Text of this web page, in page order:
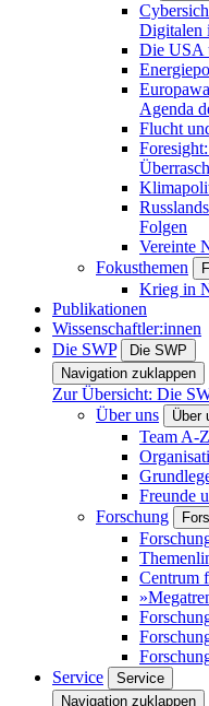
Digitalen
Die USA
Agenda
Flucht
Folgen
Vereinte
Fokusthemen
Krieg in
Publikationen
Wissenschaftler:innen
Die SWP
Die SWP
Navigation zuklappen
Zur Übersicht: Die
Über uns
Über
Team A-Z
Freunde
Forschung
Centrum
Service
Service
Navigation zuklappen